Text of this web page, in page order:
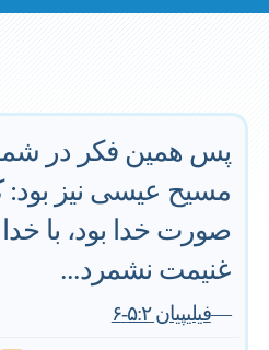
پس همین فکر در شما
مسیح عیسی نیز بود:
صورت خدا بود، با خدا
غنیمت نشمرد...
—فیلیپیان ۵:۲-۶